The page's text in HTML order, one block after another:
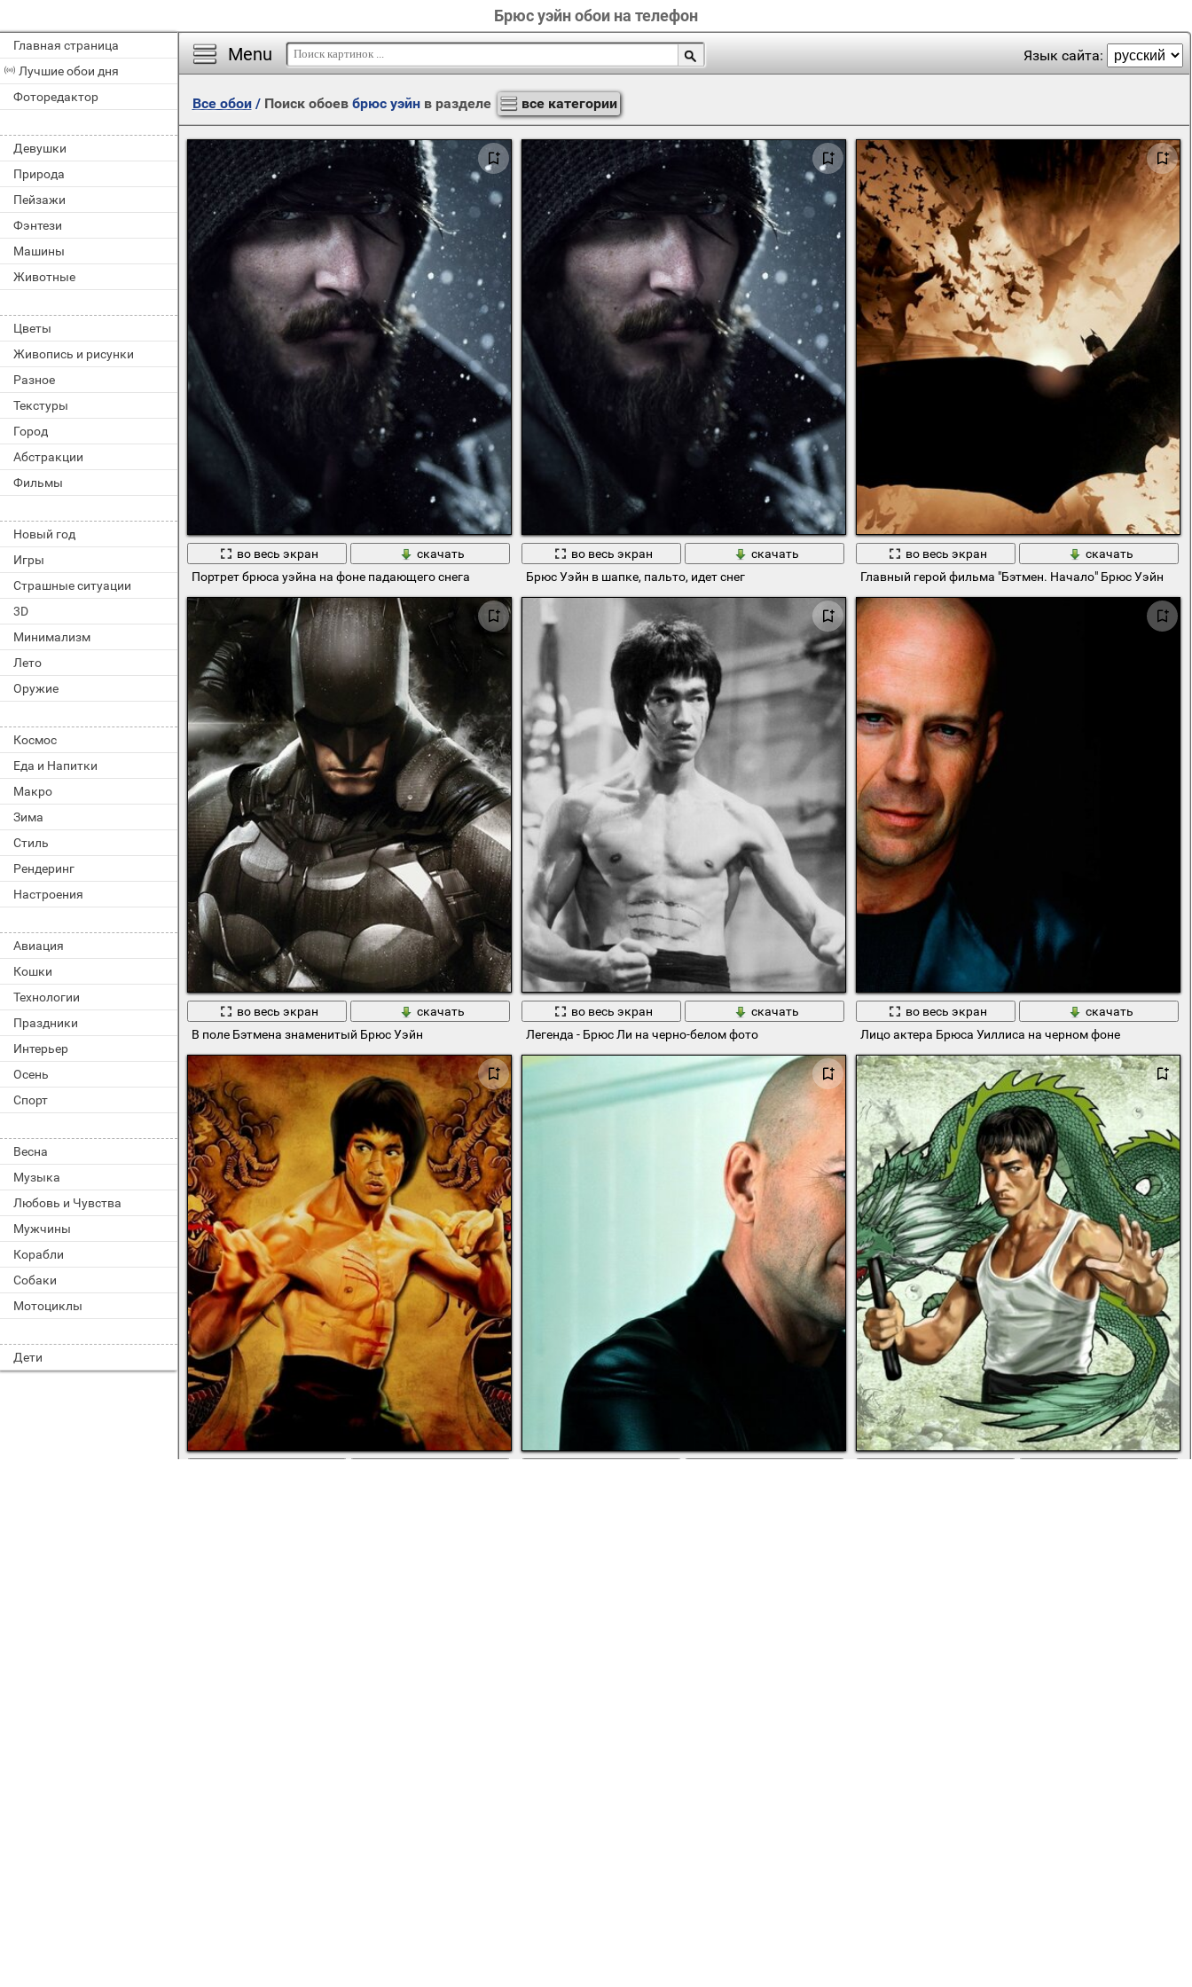
Брюс уэйн обои на телефон
Главная страница
Лучшие обои дня
Фоторедактор
Девушки
Природа
Пейзажи
Фэнтези
Машины
Животные
Цветы
Живопись и рисунки
Разное
Текстуры
Город
Абстракции
Фильмы
Новый год
Игры
Страшные ситуации
3D
Минимализм
Лето
Оружие
Космос
Еда и Напитки
Макро
Зима
Стиль
Рендеринг
Настроения
Авиация
Кошки
Технологии
Праздники
Интерьер
Осень
Спорт
Весна
Музыка
Любовь и Чувства
Мужчины
Корабли
Собаки
Мотоциклы
Дети
Menu Язык сайта:
Все обои/ Поиск обоев брюс уэйнв разделе все категории
во весь экран
скачать
Портрет брюса уэйна на фоне падающего снега
во весь экран
скачать
Брюс Уэйн в шапке, пальто, идет снег
во весь экран
скачать
Главный герой фильма "Бэтмен. Начало" Брюс Уэйн
во весь экран
скачать
В поле Бэтмена знаменитый Брюс Уэйн
во весь экран
скачать
Легенда - Брюс Ли на черно-белом фото
во весь экран
скачать
Лицо актера Брюса Уиллиса на черном фоне